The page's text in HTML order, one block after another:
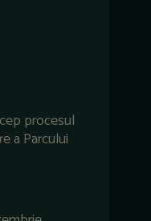
procesul
a Parcului